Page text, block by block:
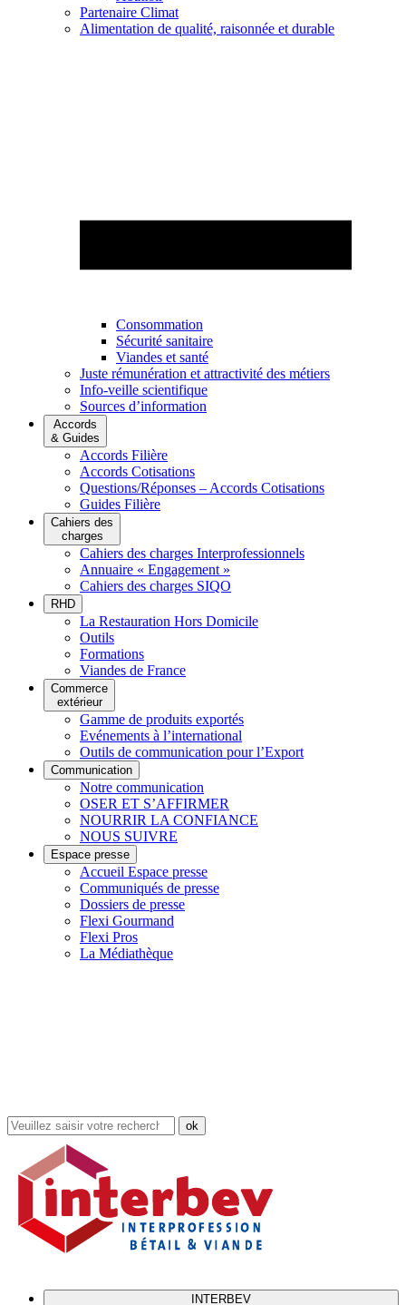
Partenaire Climat
Alimentation de qualité, raisonnée et durable
Consommation
Sécurité sanitaire
Viandes et santé
Juste rémunération et attractivité des métiers
Info-veille scientifique
Sources d’information
Accords
& Guides
Accords Filière
Accords Cotisations
Questions/Réponses – Accords Cotisations
Guides Filière
Cahiers des
charges
Cahiers des charges Interprofessionnels
Annuaire « Engagement »
Cahiers des charges SIQO
RHD
La Restauration Hors Domicile
Outils
Formations
Viandes de France
Commerce
extérieur
Gamme de produits exportés
Evénements à l’international
Outils de communication pour l’Export
Communication
Notre communication
OSER ET S’AFFIRMER
NOURRIR LA CONFIANCE
NOUS SUIVRE
Espace presse
Accueil Espace presse
Communiqués de presse
Dossiers de presse
Flexi Gourmand
Flexi Pros
La Médiathèque
Rechercher
dans
site
INTERBEV